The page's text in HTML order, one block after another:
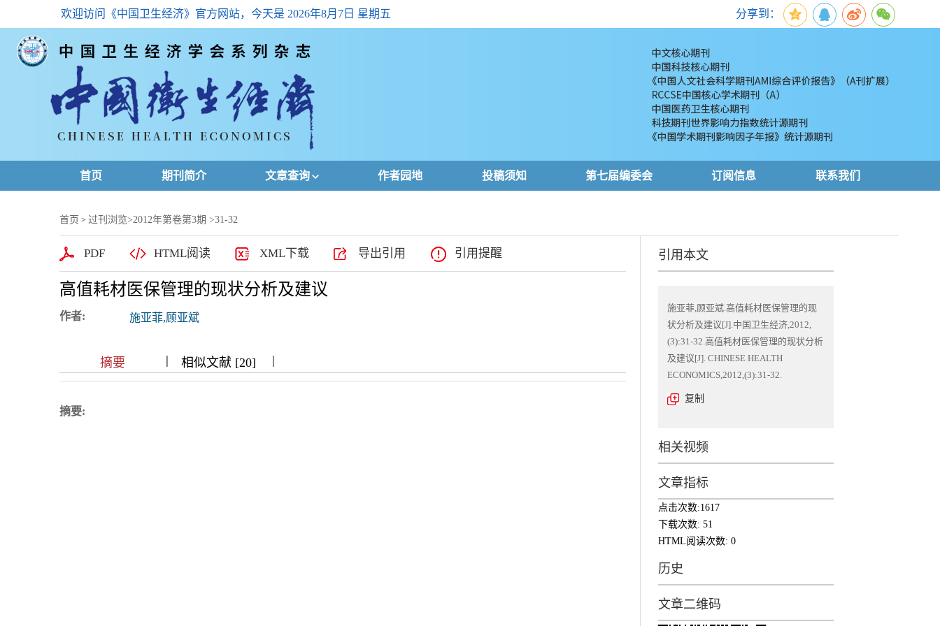
欢迎访问《中国卫生经济》官方网站，今天是 2026年8月7日 星期五 分享到：
首页 期刊简介 文章查询
高级查询
下载排名
作者园地 投稿须知 第七届编委会 订阅信息 联系我们
首页 > 过刊浏览>2012年第卷第3期 >31-32
PDF HTML阅读 XML下载 导出引用 引用提醒
高值耗材医保管理的现状分析及建议
作者: 施亚菲,顾亚斌
摘要 |||| 相似文献 [20] |||
摘要:
引用本文
施亚菲,顾亚斌.高值耗材医保管理的现
状分析及建议[J].中国卫生经济,2012,
(3):31-32.高值耗材医保管理的现状分析
及建议[J]. CHINESE HEALTH
ECONOMICS,2012,(3):31-32.
复制
相关视频
文章指标
点击次数:1617
下载次数: 51
HTML阅读次数: 0
历史
文章二维码